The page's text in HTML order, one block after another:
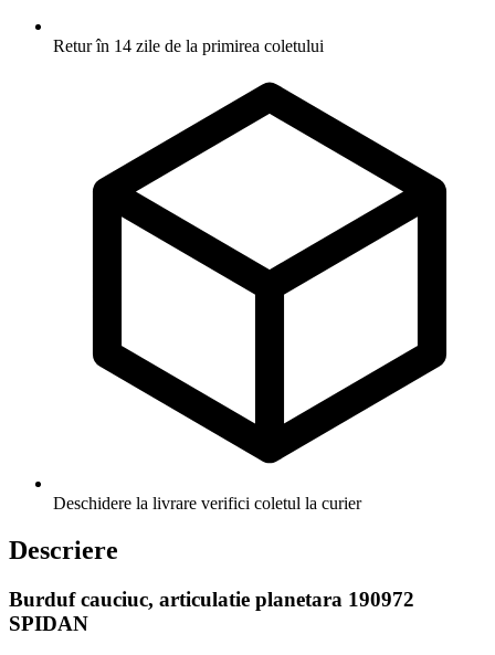
Retur în 14 zile de la primirea coletului
Deschidere la livrare verifici coletul la curier
Descriere
Burduf cauciuc, articulatie planetara 190972
SPIDAN